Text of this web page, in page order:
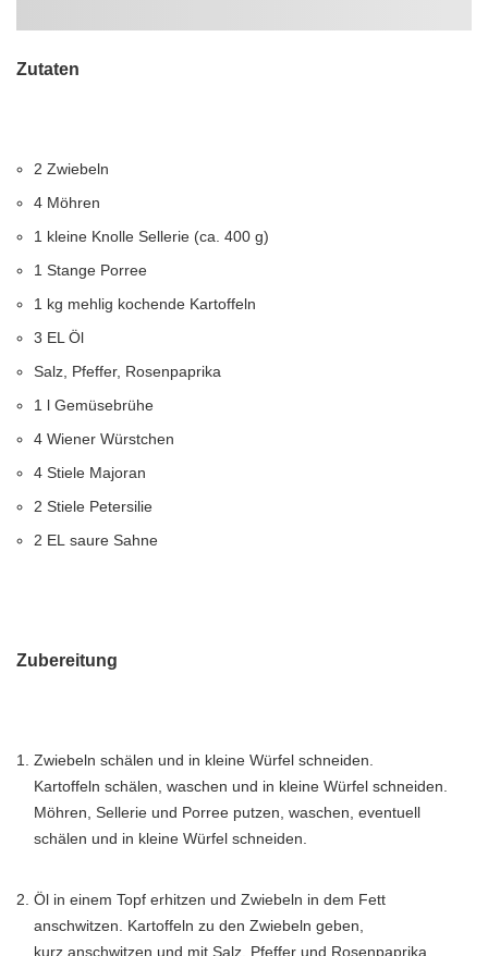
Zutaten
2 Zwiebeln
4 Möhren
1 kleine Knolle Sellerie (ca. 400 g)
1 Stange Porree
1 kg mehlig kochende Kartoffeln
3 EL Öl
Salz, Pfeffer, Rosenpaprika
1 l Gemüsebrühe
4 Wiener Würstchen
4 Stiele Majoran
2 Stiele Petersilie
2 EL saure Sahne
Zubereitung
Zwiebeln schälen und in kleine Würfel schneiden.
Kartoffeln schälen, waschen und in kleine Würfel schneiden.
Möhren, Sellerie und Porree putzen, waschen, eventuell
schälen und in kleine Würfel schneiden.
Öl in einem Topf erhitzen und Zwiebeln in dem Fett
anschwitzen. Kartoffeln zu den Zwiebeln geben,
kurz anschwitzen und mit Salz, Pfeffer und Rosenpaprika